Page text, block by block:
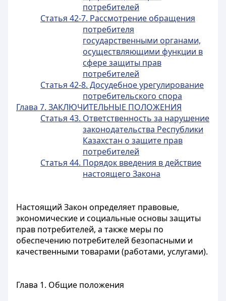
потребителей
Статья 42-7. Рассмотрение обращения
потребителя
государственными органами,
осуществляющими функции в
сфере защиты прав
потребителей
Статья 42-8. Досудебное урегулирование
потребительского спора
Глава 7. ЗАКЛЮЧИТЕЛЬНЫЕ ПОЛОЖЕНИЯ
Статья 43. Ответственность за нарушение
законодательства Республики
Казахстан о защите прав
потребителей
Статья 44. Порядок введения в действие
настоящего Закона
Настоящий Закон определяет правовые,
экономические и социальные основы защиты
прав потребителей, а также меры по
обеспечению потребителей безопасными и
качественными товарами (работами, услугами).
Глава 1. Общие положения